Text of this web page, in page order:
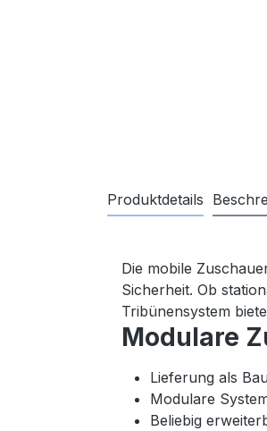
Produktdetails
Die mobile
Sicherheit. Ob
Tribünensystem
Modulare
Lieferung als
Modulare
Beliebig